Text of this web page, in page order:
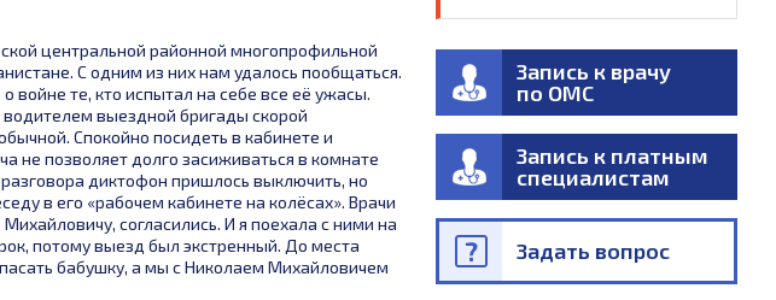
центральной районной многопрофильной
С одним из них нам удалось пообщаться.
войне те, кто испытал на себе все её ужасы.
выездной бригады скорой
Спокойно посидеть в кабинете и
не позволяет долго засиживаться в комнате
диктофон пришлось выключить, но
в его «рабочем кабинете на колёсах». Врачи
согласились. И я поехала с ними на
потому выезд был экстренный. До места
бабушку, а мы с Николаем Михайловичем
Запись к врачу
по ОМС
Запись к платным
специалистам
Задать вопрос